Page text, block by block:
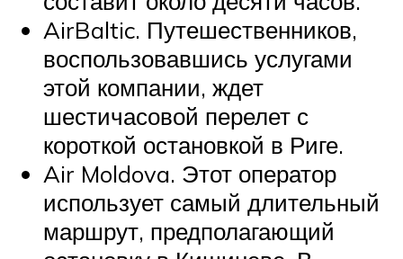
AirBaltic. Путешественников,
воспользовавшись услугами
этой компании, ждет
шестичасовой перелет с
короткой остановкой в Риге.
Air Moldova. Этот оператор
использует самый длительный
маршрут, предполагающий